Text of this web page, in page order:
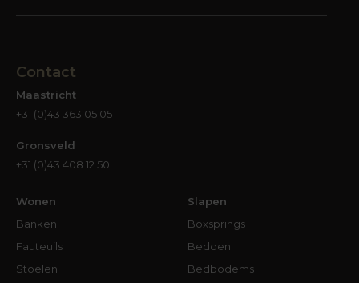
Contact
Maastricht
+31 (0)43 363 05 05
Gronsveld
+31 (0)43 408 12 50
Wonen
Banken
Fauteuils
Stoelen
Slapen
Boxsprings
Bedden
Bedbodems